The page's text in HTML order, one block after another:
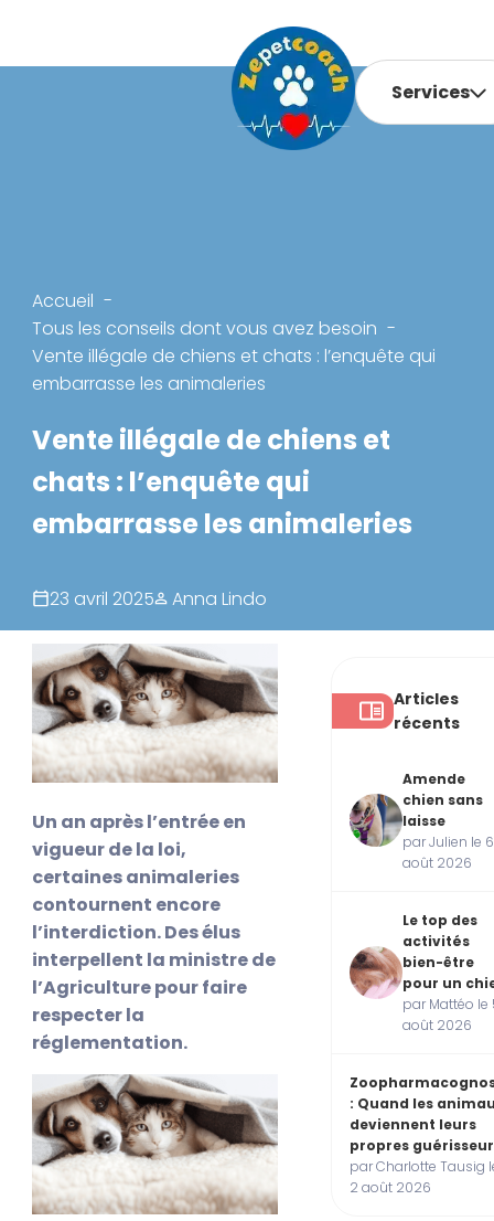
Services
Accueil
Tous les conseils dont vous avez besoin
Vente illégale de chiens et chats : l’enquête qui
embarrasse les animaleries
Vente illégale de chiens et
chats : l’enquête qui
embarrasse les animaleries
23 avril 2025 Anna Lindo
Un an après l’entrée en
vigueur de la loi,
certaines animaleries
contournent encore
l’interdiction. Des élus
interpellent la ministre de
l’Agriculture pour faire
respecter la
réglementation.
Articles
récents
Amende
chien sans
laisse
par Julien le 6
août 2026
Le top des
activités
bien-être
pour un
par Mattéo le
août 2026
: Quand les
deviennent leurs
propres
par Charlotte Tausig
2 août 2026